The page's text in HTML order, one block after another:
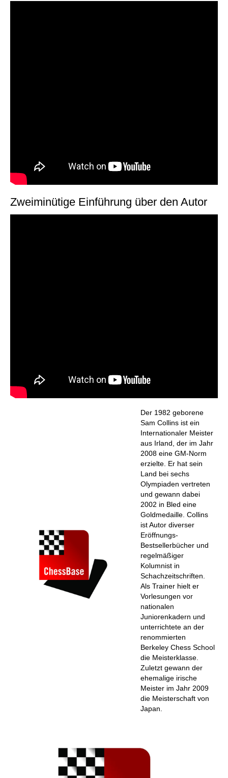
Zweiminütige Einführung über den Autor
Der 1982 geborene
Sam Collins ist ein
Internationaler Meister
aus Irland, der im Jahr
2008 eine GM-Norm
erzielte. Er hat sein
Land bei sechs
Olympiaden vertreten
und gewann dabei
2002 in Bled eine
Goldmedaille. Collins
ist Autor diverser
Eröffnungs-
Bestsellerbücher und
regelmäßiger
Kolumnist in
Schachzeitschriften.
Als Trainer hielt er
Vorlesungen vor
nationalen
Juniorenkadern und
unterrichtete an der
renommierten
Berkeley Chess School
die Meisterklasse.
Zuletzt gewann der
ehemalige irische
Meister im Jahr 2009
die Meisterschaft von
Japan.